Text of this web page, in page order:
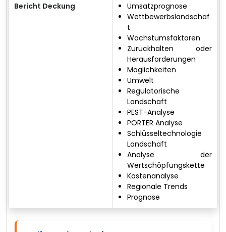
Bericht Deckung
Umsatzprognose
Wettbewerbslandschaf
t
Wachstumsfaktoren
Zurückhalten oder
Herausforderungen
Möglichkeiten
Umwelt
Regulatorische
Landschaft
PEST-Analyse
PORTER Analyse
Schlüsseltechnologie
Landschaft
Analyse der
Wertschöpfungskette
Kostenanalyse
Regionale Trends
Prognose